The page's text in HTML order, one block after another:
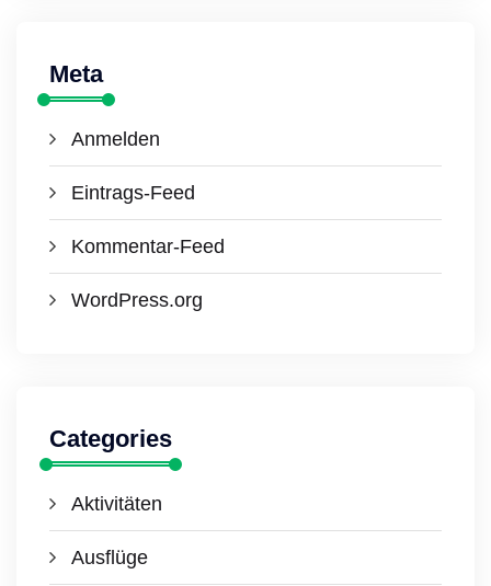
Meta
Anmelden
Eintrags-Feed
Kommentar-Feed
WordPress.org
Categories
Aktivitäten
Ausflüge